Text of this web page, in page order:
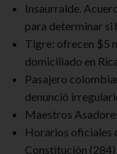
Insaurralde.
para determinar
Tigre: ofrecen $5
domiciliado en
Pasajero
denunció
Maestros
Horarios oficiales
Constitución (284)